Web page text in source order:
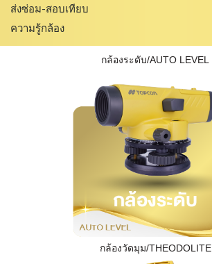
ส่งซ่อม-สอบเทียบ
ความรู้กล้อง
กล้องระดับ/AUTO LEVEL
กล้องวัดมุม/THEODOLITE